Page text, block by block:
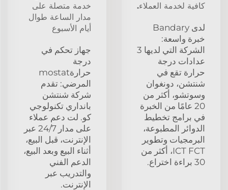
كافية لخدمة العملاء.
لدى Bandary
خبرة واسعة:
الشركة التي لديها 3
عدادات درجة
حرارة تقع في
شنتشن، دونغوان
وسوتشو، أكثر من
20 عامًا من الخبرة
في برامج تخطيط
الدوائر المطبوعة،
البرمجيات وتطوير
ICT FCT، أكثر من
30 براءة اختراع.
خدمة متصلة على
مدار الساعة طوال
أيام الأسبوع
جهاز تحكم في
درجة
حرارةmostat
المرضي: تقدم
شركة شنتشن
بانداري تكنولوجي
كو. لت دعم عملاء
على مدار 24/7 عبر
الإنترنت، قبل البيع،
أثناء البيع وبعد البيع،
الدعم الفني
والتدريب عبر
الإنترنت.